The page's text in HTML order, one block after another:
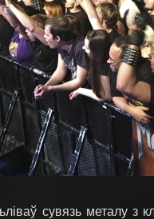
сувязь металу з